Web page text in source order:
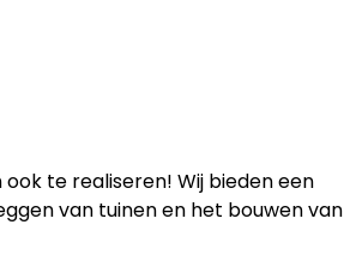
te realiseren! Wij bieden een
van tuinen en het bouwen van